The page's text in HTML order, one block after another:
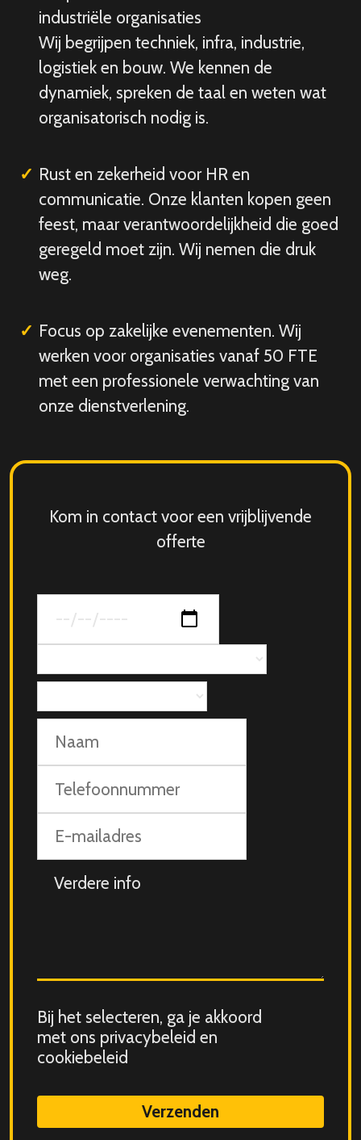
industriële organisaties
Wij begrijpen techniek, infra, industrie,
logistiek en bouw. We kennen de
dynamiek, spreken de taal en weten wat
organisatorisch nodig is.
Rust en zekerheid voor HR en
communicatie. Onze klanten kopen geen
feest, maar verantwoordelijkheid die goed
geregeld moet zijn. Wij nemen die druk
weg.
Focus op zakelijke evenementen. Wij
werken voor organisaties vanaf 50 FTE
met een professionele verwachting van
onze dienstverlening.
Kom in contact voor een vrijblijvende
offerte
van
jouw
personen
mailadres
Aanvullende
info
Consent
for
storing
data
Bij het selecteren, ga je akkoord
met ons privacybeleid en
cookiebeleid